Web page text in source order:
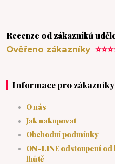
Recenze od zákazníků
Ověřeno zákazníky
Informace pro zákazníky
O nás
Jak nakupovat
Obchodní podmínky
ON-LINE odstoupení od
lhůtě